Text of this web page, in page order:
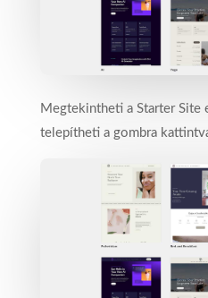
Megtekintheti a Starter Site
telepítheti a gombra